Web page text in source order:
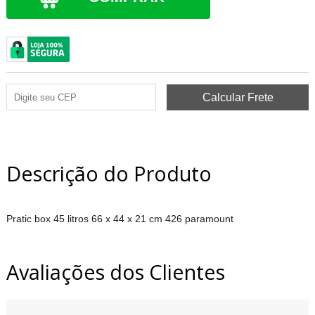
Descrição do Produto
Pratic box 45 litros 66 x 44 x 21 cm 426 paramount
Avaliações dos Clientes